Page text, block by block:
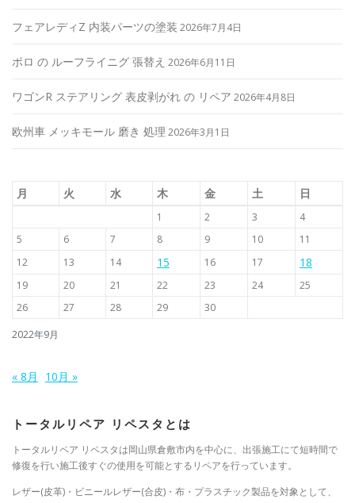
フェアレディZ 内装パーツの塗装 2026年7月4日
ポロ の ルーフライニグ 張替え 2026年6月11日
ワゴンR ステアリング 表皮剥がれ の リペア 2026年4月8日
欧州車 メッキモール 磨き 処理 2026年3月1日
2022年9月
月 火 水 木 金 土 日
1 2 3
4
5
6 7 8 9 10
11
12
13 14 15 16 17 18
19 20 21 22 23 24
25
26
27 28 29 30
« 8月 10月 »
トータルリペア リペスタとは
トータルリペア リペスタは岡山県倉敷市内を中心に、出張施工にて短時間で
修復を行い施工後すぐの使用を可能とするリペアを行っています。
レザー(皮革)・ビニールレザー(合皮)・布・プラスチック製品を対象として、